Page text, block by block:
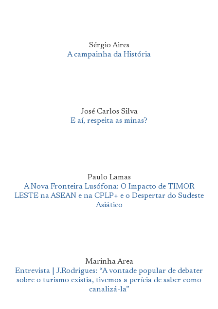
Sérgio Aires
A campainha da História
José Carlos Silva
E aí, respeita as minas?
Paulo Lamas
A Nova Fronteira Lusófona: O Impacto de TIMOR
LESTE na ASEAN e na CPLP+ e o Despertar do Sudeste
Asiático
Marinha Area
Entrevista | J.Rodrigues: “A vontade popular de debater
sobre o turismo existia, tivemos a perícia de saber como
canalizá-la”